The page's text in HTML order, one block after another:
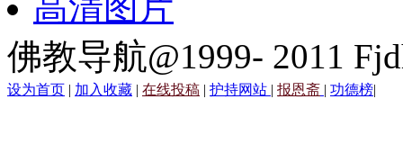
佛教导航@1999- 2011
设为首页 | 加入收藏 | 在线投稿 | 护持网站 | 报恩斋 | 功德榜|